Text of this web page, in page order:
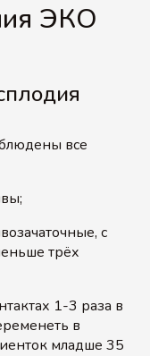
ЭКО
все
с
трёх
1-3 раза в
в
младше 35